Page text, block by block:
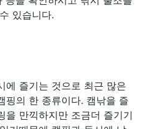
있습니다.
에 즐기는 것으로 최근 많은
핑의 한 종류이다. 캠낚을 즐
을 만끽하지만 조금더 즐기기